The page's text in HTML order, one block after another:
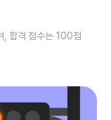
, 합격 점수는 100점